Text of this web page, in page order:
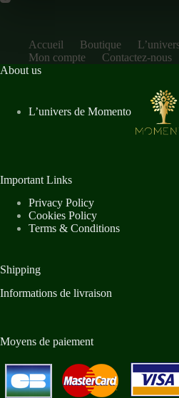
Accueil Boutique
Mon compte
Contactez-nous
About us
L’univers de Momento
Important Links
Privacy Policy
Cookies Policy
Terms & Conditions
Shipping
Informations de livraison
Moyens de paiement